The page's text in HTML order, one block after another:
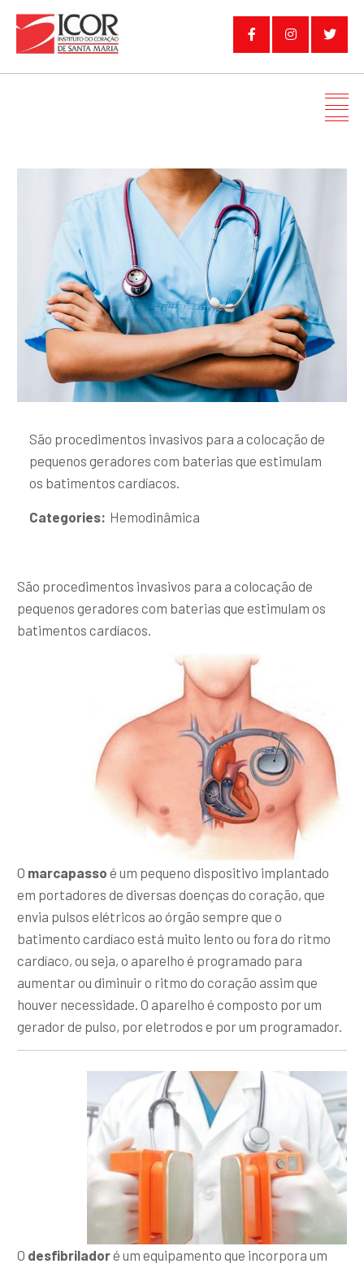
São procedimentos invasivos para a colocação de
pequenos geradores com baterias que estimulam
os batimentos cardíacos.
Categories: Hemodinâmica
São procedimentos invasivos para a colocação de
pequenos geradores com baterias que estimulam os
batimentos cardíacos.
O marcapasso é um pequeno dispositivo implantado
em portadores de diversas doenças do coração, que
envia pulsos elétricos ao órgão sempre que o
batimento cardíaco está muito lento ou fora do ritmo
cardíaco, ou seja, o aparelho é programado para
aumentar ou diminuir o ritmo do coração assim que
houver necessidade. O aparelho é composto por um
gerador de pulso, por eletrodos e por um programador.
O desfibriladoré um equipamento que incorpora um